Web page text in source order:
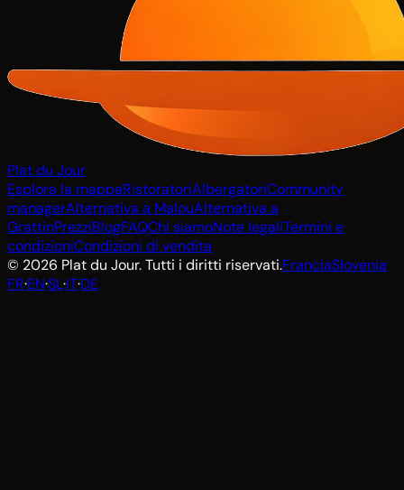
Plat du Jour
Esplora la mappaRistoratoriAlbergatoriCommunity
managerAlternativa a MalouAlternativa a
GrattinPrezziBlogFAQChi siamoNote legaliTermini e
condizioniCondizioni di vendita
© 2026 Plat du Jour. Tutti i diritti riservati.FranciaSlovenia
FR·EN·SL·IT·DE